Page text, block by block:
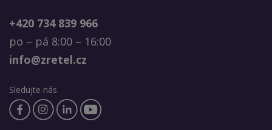
+420 734 839 966
po – pá 8:00 – 16:00
info@zretel.cz
Sledujte nás